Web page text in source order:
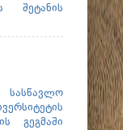
შეტანის
გეგმაში